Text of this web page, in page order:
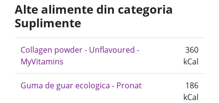
Alte alimente din categoria
Suplimente
Collagen powder - Unflavoured -
MyVitamins
360
kCal
Guma de guar ecologica - Pronat
186
kCal